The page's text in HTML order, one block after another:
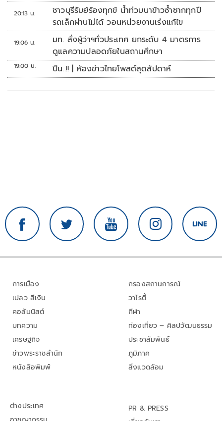
20:13 น.
ชาวบุรีรัมย์ร้องทุกข์ น้ำท่วมนาข้าวซ้ำซากทุกปี
รถเล็กผ่านไม่ได้ วอนหน่วยงานเร่งแก้ไข
19:06 น.
มท. สั่งผู้ว่าฯทั่วประเทศ ยกระดับ 4 มาตรการ
ดูแลความปลอดภัยในสถานศึกษา
19:00 น. ปืน..!! | ห้องข่าวไทยโพสต์สุดสัปดาห์
การเมือง
เปลว สีเงิน
คอลัมนิสต์
บทความ
เศรษฐกิจ
ข่าวพระราชสำนัก
หนังสือพิมพ์
กรองสถานการณ์
วาไรตี้
กีฬา
ท่องเที่ยว – ศิลปวัฒนธรรม
ประชาสัมพันธ์
ภูมิภาค
สิ่งแวดล้อม
ต่างประเทศ
PR & PRESS